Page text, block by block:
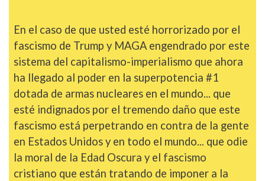
En el caso de que usted esté horrorizado por el
fascismo de Trump y MAGA engendrado por este
sistema del capitalismo-imperialismo que ahora
ha llegado al poder en la superpotencia #1
dotada de armas nucleares en el mundo... que
esté indignados por el tremendo daño que este
fascismo está perpetrando en contra de la gente
en Estados Unidos y en todo el mundo... que odie
la moral de la Edad Oscura y el fascismo
cristiano que están tratando de imponer a la